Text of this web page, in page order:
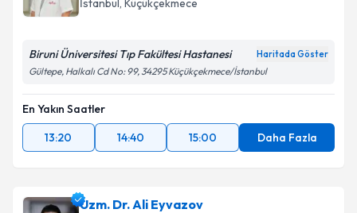
İstanbul , Küçükçekmece
Biruni Üniversitesi Tıp Fakültesi Hastanesi Haritada Göster
Gültepe, Halkalı Cd No: 99, 34295 Küçükçekmece/İstanbul
En Yakın Saatler
13:20
14:40 15:00 Daha Fazla
Uzm. Dr. Ali Eyvazov